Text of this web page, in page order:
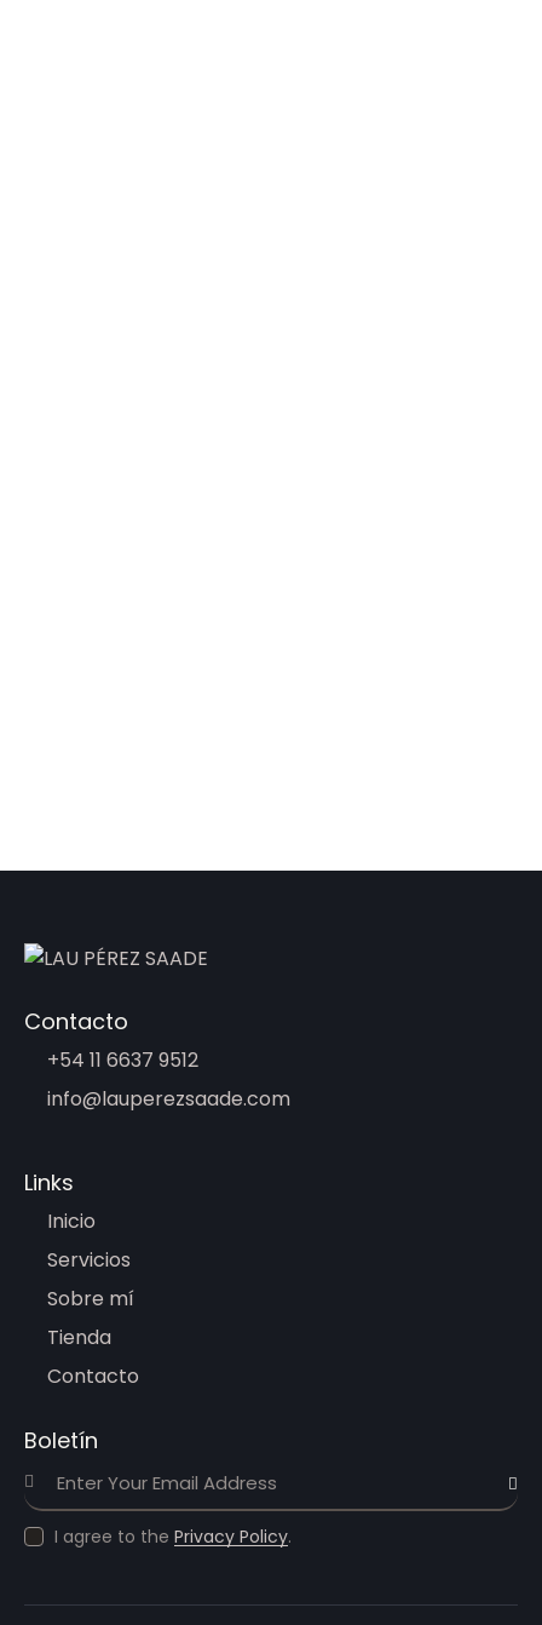
Contacto
+54 11 6637 9512
info@lauperezsaade.com
Links
Inicio
Servicios
Sobre mí
Tienda
Contacto
Boletín
I agree to the Privacy Policy.